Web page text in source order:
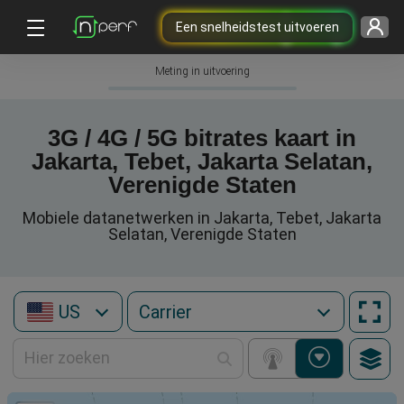
Een snelheidstest uitvoeren
Meting in uitvoering
3G / 4G / 5G bitrates kaart in
Jakarta, Tebet, Jakarta Selatan,
Verenigde Staten
Mobiele datanetwerken in Jakarta, Tebet, Jakarta
Selatan, Verenigde Staten
US